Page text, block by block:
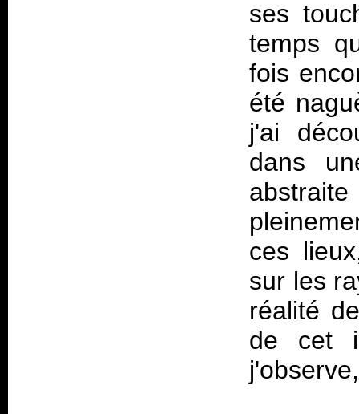
ses
temps
fois
été
j'ai
dans
ces
sur les
réalité
de cet